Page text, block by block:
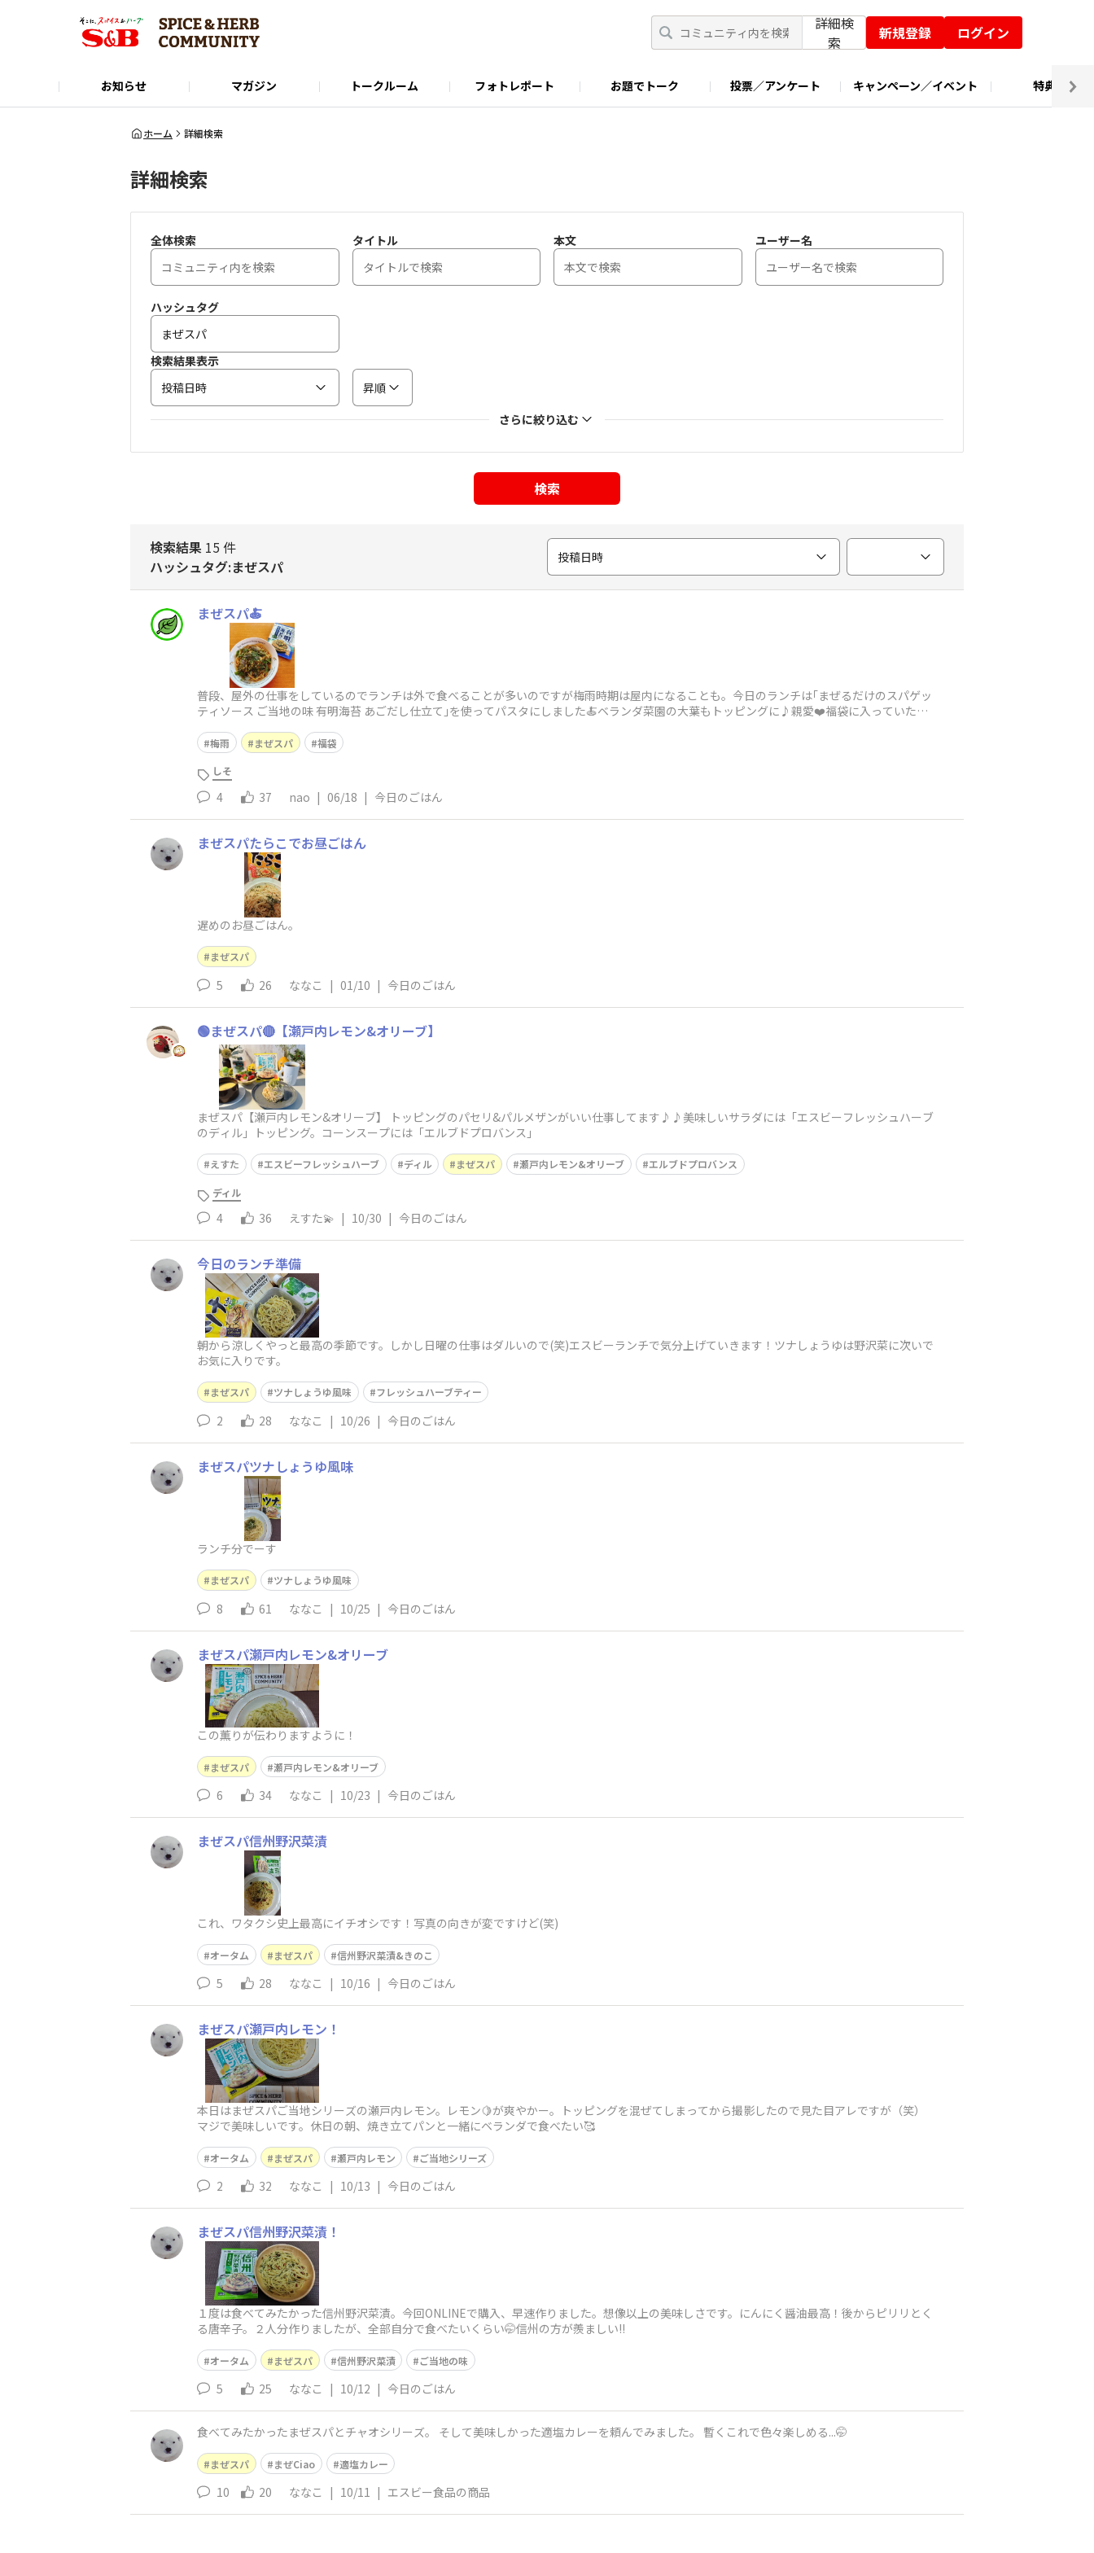
詳細検
索
新規登録 ログイン
お知らせ マガジン トークルーム フォトレポート お題でトーク 投票／アンケート キャンペーン／イベント 特典交換
Instagram X(Twitter)
SPICE&HERB COMMUNITYに関するお問い合わせ
使い方ガイド
ホーム 詳細検索
詳細検索
全体検索 タイトル 本文 ユーザー名
ハッシュタグ
検索結果表示
投稿日時
昇順
さらに絞り込む
検索
検索結果 15 件
ハッシュタグ:まぜスパ
投稿日時
まぜスパ🍝
普段、屋外の仕事をしているのでランチは外で食べることが多いのですが梅雨時期は屋内になることも。今日のランチは｢まぜるだけのスパゲッ
ティソース ご当地の味 有明海苔 あごだし仕立て｣を使ってパスタにしました🍝ベランダ菜園の大葉もトッピングに♪親愛❤️福袋に入っていたも
梅雨 まぜスパ 福袋
しそ
4 37 nao | 06/18 | 今日のごはん
まぜスパたらこでお昼ごはん
遅めのお昼ごはん。
まぜスパ
5 26 ななこ | 01/10 | 今日のごはん
🟢まぜスパ🔴【瀬戸内レモン&オリーブ】
まぜスパ【瀬戸内レモン&オリーブ】 トッピングのパセリ&パルメザンがいい仕事してます♪♪美味しいサラダには「エスビーフレッシュハーブ
のディル」トッピング。コーンスープには「エルブドプロバンス」
えすた エスビーフレッシュハーブ ディル まぜスパ 瀬戸内レモン&オリーブ エルブドプロバンス
ディル
4 36 えすた💫 | 10/30 | 今日のごはん
今日のランチ準備
朝から涼しくやっと最高の季節です。しかし日曜の仕事はダルいので(笑)エスビーランチで気分上げていきます！ツナしょうゆは野沢菜に次いで
お気に入りです。
まぜスパ ツナしょうゆ風味 フレッシュハーブティー
2 28 ななこ | 10/26 | 今日のごはん
まぜスパツナしょうゆ風味
ランチ分でーす
まぜスパ ツナしょうゆ風味
8 61 ななこ | 10/25 | 今日のごはん
まぜスパ瀬戸内レモン&オリーブ
この薫りが伝わりますように！
まぜスパ 瀬戸内レモン&オリーブ
6 34 ななこ | 10/23 | 今日のごはん
まぜスパ信州野沢菜漬
これ、ワタクシ史上最高にイチオシです！写真の向きが変ですけど(笑)
オータム まぜスパ 信州野沢菜漬&きのこ
5 28 ななこ | 10/16 | 今日のごはん
まぜスパ瀬戸内レモン！
本日はまぜスパご当地シリーズの瀬戸内レモン。レモン🍋が爽やかー。トッピングを混ぜてしまってから撮影したので見た目アレですが（笑）
マジで美味しいです。休日の朝、焼き立てパンと一緒にベランダで食べたい🥰
オータム まぜスパ 瀬戸内レモン ご当地シリーズ
2 32 ななこ | 10/13 | 今日のごはん
まぜスパ信州野沢菜漬！
１度は食べてみたかった信州野沢菜漬。今回ONLINEで購入、早速作りました。想像以上の美味しさです。にんにく醤油最高！後からピリリとく
る唐辛子。２人分作りましたが、全部自分で食べたいくらい🤭信州の方が羨ましい!!
オータム まぜスパ 信州野沢菜漬 ご当地の味
5 25 ななこ | 10/12 | 今日のごはん
食べてみたかったまぜスパとチャオシリーズ。 そして美味しかった適塩カレーを頼んでみました。 暫くこれで色々楽しめる...🤭
まぜスパ まぜCiao 適塩カレー
10 20 ななこ | 10/11 | エスビー食品の商品